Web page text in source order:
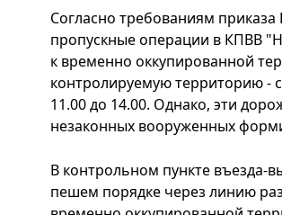
Согласно требованиям
пропускные операции в КПВВ
к временно оккупированной
контролируемую территорию -
11.00 до 14.00. Однако, эти
незаконных вооруженных
В контрольном пункте въезда-
пешем порядке через линию